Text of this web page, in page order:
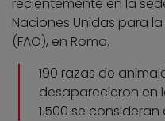
Naciones Unidas para
(FAO), en Roma.
190 razas de
desaparecieron en
1.500 se